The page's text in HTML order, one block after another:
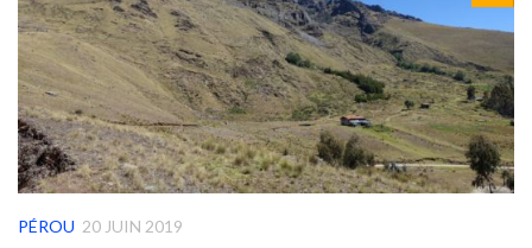
PÉROU 20 JUIN 2019